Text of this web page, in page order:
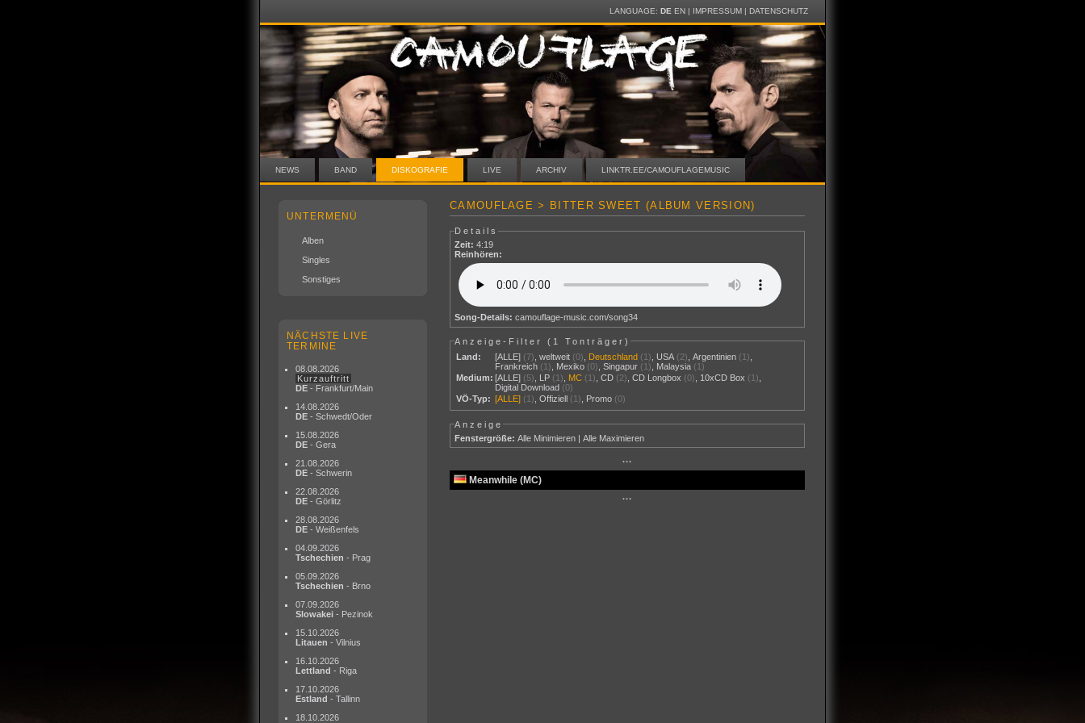
LANGUAGE: DE EN| IMPRESSUM| DATENSCHUTZ
NEWS BAND DISKOGRAFIE LIVE ARCHIV LINKTR.EE/CAMOUFLAGEMUSIC
UNTERMENÜ
Alben
Singles
Sonstiges
NÄCHSTE LIVE
TERMINE
08.08.2026
Kurzauftritt
DE - Frankfurt/Main
14.08.2026
DE - Schwedt/Oder
15.08.2026
DE - Gera
21.08.2026
DE - Schwerin
22.08.2026
DE - Görlitz
28.08.2026
DE - Weißenfels
04.09.2026
Tschechien - Prag
05.09.2026
Tschechien - Brno
07.09.2026
Slowakei - Pezinok
15.10.2026
Litauen - Vilnius
16.10.2026
Lettland - Riga
17.10.2026
Estland - Tallinn
18.10.2026
CAMOUFLAGE > BITTER SWEET (ALBUM VERSION)
Details
Zeit: 4:19
Reinhören:
Song-Details: camouflage-music.com/song34
Anzeige-Filter ( 1 Tonträger)
Land:
[ALLE] (7) ,weltweit (0) Deutschland (1) USA (2) ,Argentinien (1)
Frankreich (1) Mexiko (0) ,Singapur (1) Malaysia (1)
Medium: [ALLE] (5) LP (1) MC (1) ,CD (2) ,CD Longbox (0) 10xCD Box (1)
Digital Download (0)
VÖ-Typ: [ALLE] (1) ,Offiziell (1) Promo (0)
Anzeige
Fenstergröße: Alle Minimieren |Alle Maximieren
···
Meanwhile (MC)
···